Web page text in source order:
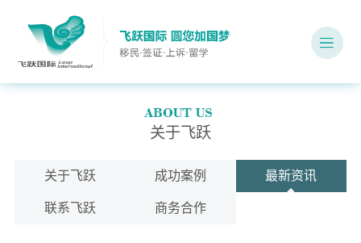
关于飞跃
关于飞跃 成功案例 最新资讯
联系飞跃 商务合作